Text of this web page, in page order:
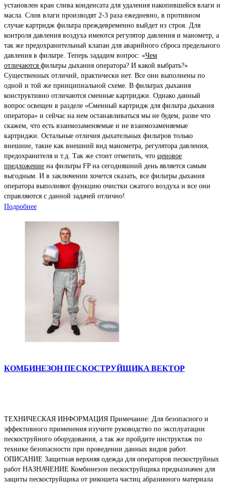
установлен кран слива конденсата для удаления накопившейся влаги и
масла. Слив влаги производят 2-3 раза ежедневно, в противном
случае картридж фильтра преждевременно выйдет из строя. Для
контроля давления воздуха имеются регулятор давления и манометр, а
так же предохранительный клапан для аварийного сброса предельного
давления в фильтре. Теперь зададим вопрос: «Чем
отличаются фильтры дыхания оператора? И какой выбрать?»
Существенных отличий, практически нет. Все они выполнены по
одной и той же принципиальной схеме. В фильтрах дыхания
конструктивно отличаются сменные картриджи. Однако данный
вопрос освещен в разделе «Сменный картридж для фильтра дыхания
оператора» и сейчас на нем останавливаться мы не будем, разве что
скажем, что есть взаимозаменяемые и не взаимозаменяемые
картриджи. Остальные отличия дыхательных фильтров только
внешние, такие как внешний вид манометра, регулятора давления,
предохранителя и т.д. Так же стоит отметить, что ценовое
предложение на фильтры FP на сегодняшний день является самым
выгодным. И в заключении хочется сказать, все фильтры дыхания
оператора выполняют функцию очистки сжатого воздуха и все они
справляются с данной задачей отлично!
Подробнее
КОМБИНЕЗОН ПЕСКОСТРУЙЩИКА ВЕКТОР
ТЕХНИЧЕСКАЯ ИНФОРМАЦИЯ Примечание: Для безопасного и
эффективного применения изучите руководство по эксплуатации
пескоструйного оборудования, а так же пройдите инструктаж по
технике безопасности при проведении данных видов работ.
ОПИСАНИЕ Защитная верхняя одежда для операторов пескоструйных
работ НАЗНАЧЕНИЕ Комбинезон пескоструйщика предназначен для
защиты пескоструйщика от рикошета частиц абразивного материала